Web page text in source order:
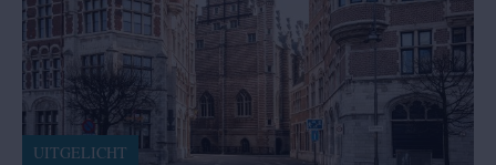
UITGELICHT